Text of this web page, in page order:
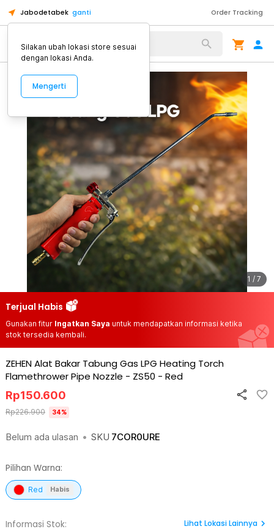
Jabodetabek ganti Order Tracking
Alat Kopi
1 / 7
Terjual Habis
Gunakan fitur Ingatkan Saya untuk mendapatkan informasi ketika
stok tersedia kembali.
ZEHEN Alat Bakar Tabung Gas LPG Heating Torch
Flamethrower Pipe Nozzle - ZS50 - Red
Belum ada ulasan • SKU 7COR0URE
Rp150.600
Rp226.900 34%
Pilihan Warna:
Red Habis
Informasi Stok:
Lihat Lokasi Lainnya
Silakan ubah lokasi store sesuai
dengan lokasi Anda.
Mengerti